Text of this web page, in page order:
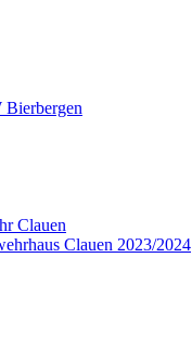
Bierbergen
Clauen
Clauen 2023/2024